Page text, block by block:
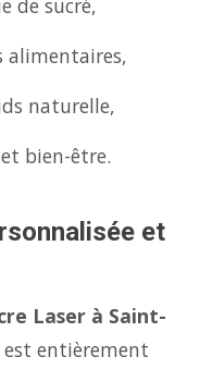
de sucré,
alimentaires,
naturelle,
bien-être.
et
Laser à Saint-
est entièrement